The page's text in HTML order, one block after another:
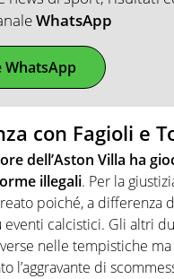
WhatsApp
WhatsApp
con Fagioli e
dell’Aston Villa ha
illegali. Per la
poiché, a differenza
calcistici. Gli altri
nelle tempistiche
l’aggravante di